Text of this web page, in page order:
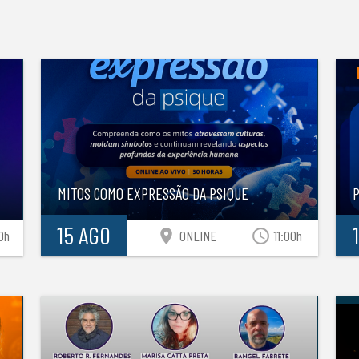
MITOS COMO EXPRESSÃO DA PSIQUE
15 AGO location_on ONLINE access_time 11:00h